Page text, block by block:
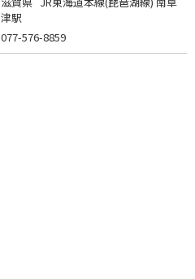
津駅
077-576-8859